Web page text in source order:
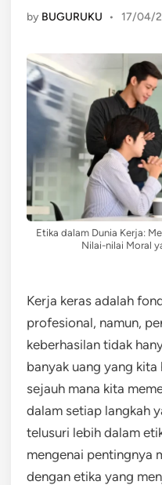
by BUGURUKU • 17/04/
Etika dalam Dunia Kerja:
Nilai-nilai Moral
Kerja keras adalah
profesional, namun,
keberhasilan tidak
banyak uang yang
sejauh mana kita
dalam setiap langkah
telusuri lebih dalam
mengenai pentingnya
dengan etika yang